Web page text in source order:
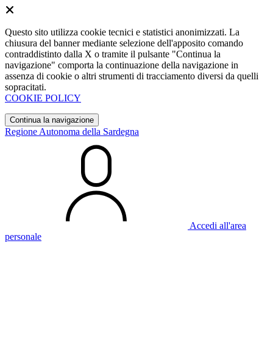
Questo sito utilizza cookie tecnici e statistici anonimizzati. La
chiusura del banner mediante selezione dell'apposito comando
contraddistinto dalla X o tramite il pulsante "Continua la
navigazione" comporta la continuazione della navigazione in
assenza di cookie o altri strumenti di tracciamento diversi da quelli
sopracitati.
COOKIE POLICY
Continua la navigazione
Regione Autonoma della Sardegna
Accedi all'area
personale